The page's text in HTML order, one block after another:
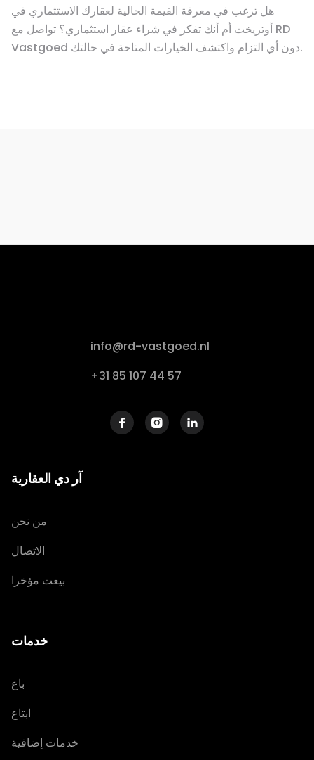
هل ترغب في معرفة القيمة الحالية لعقارك الاستثماري في
أوتريخت أم أنك تفكر في شراء عقار استثماري؟ تواصل مع RD
Vastgoed دون أي التزام واكتشف الخيارات المتاحة في حالتك.
info@rd-vastgoed.nl
+31 85 107 44 57
  
آر دي العقارية
من نحن
الاتصال
بيعت مؤخرا
خدمات
باع
ابتاع
خدمات إضافية